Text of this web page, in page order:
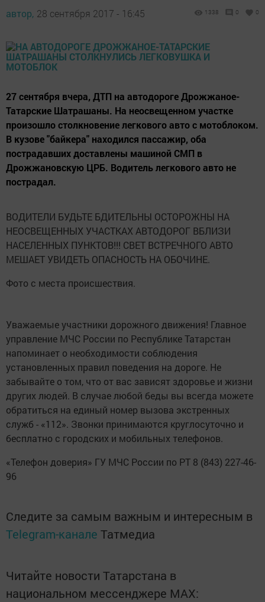
автор, 28 сентября 2017 - 16:45 1338 0 0
27 сентября вчера, ДТП на автодороге Дрожжаное-
Татарские Шатрашаны. На неосвещенном участке
произошло столкновение легкового авто с мотоблоком.
В кузове "байкера" находился пассажир, оба
пострадавших доставлены машиной СМП в
Дрожжановскую ЦРБ. Водитель легкового авто не
пострадал.
ВОДИТЕЛИ БУДЬТЕ БДИТЕЛЬНЫ ОСТОРОЖНЫ НА
НЕОСВЕЩЕННЫХ УЧАСТКАХ АВТОДОРОГ ВБЛИЗИ
НАСЕЛЕННЫХ ПУНКТОВ!!! СВЕТ ВСТРЕЧНОГО АВТО
МЕШАЕТ УВИДЕТЬ ОПАСНОСТЬ НА ОБОЧИНЕ.
Фото с места происшествия.
Уважаемые участники дорожного движения! Главное
управление МЧС России по Республике Татарстан
напоминает о необходимости соблюдения
установленных правил поведения на дороге. Не
забывайте о том, что от вас зависят здоровье и жизни
других людей. В случае любой беды вы всегда можете
обратиться на единый номер вызова экстренных
служб - «112». Звонки принимаются круглосуточно и
бесплатно с городских и мобильных телефонов.
«Телефон доверия» ГУ МЧС России по РТ 8 (843) 227-46-
96
Следите за самым важным и интересным в
Telegram-канале Татмедиа
Читайте новости Татарстана в
национальном мессенджере MАХ: